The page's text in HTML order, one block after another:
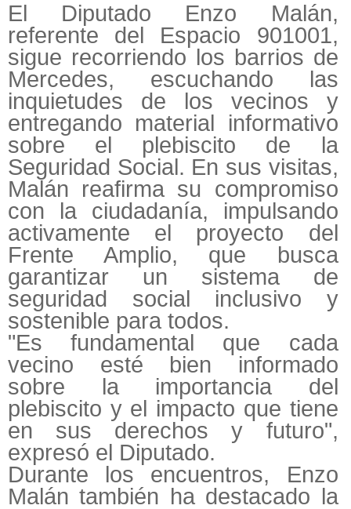
El Diputado Enzo Malán,
referente del Espacio 901001,
sigue recorriendo los barrios de
Mercedes, escuchando las
inquietudes de los vecinos y
entregando material informativo
sobre el plebiscito de la
Seguridad Social. En sus visitas,
Malán reafirma su compromiso
con la ciudadanía, impulsando
activamente el proyecto del
Frente Amplio, que busca
garantizar un sistema de
seguridad social inclusivo y
sostenible para todos.
"Es fundamental que cada
vecino esté bien informado
sobre la importancia del
plebiscito y el impacto que tiene
en sus derechos y futuro",
expresó el Diputado.
Durante los encuentros, Enzo
Malán también ha destacado la